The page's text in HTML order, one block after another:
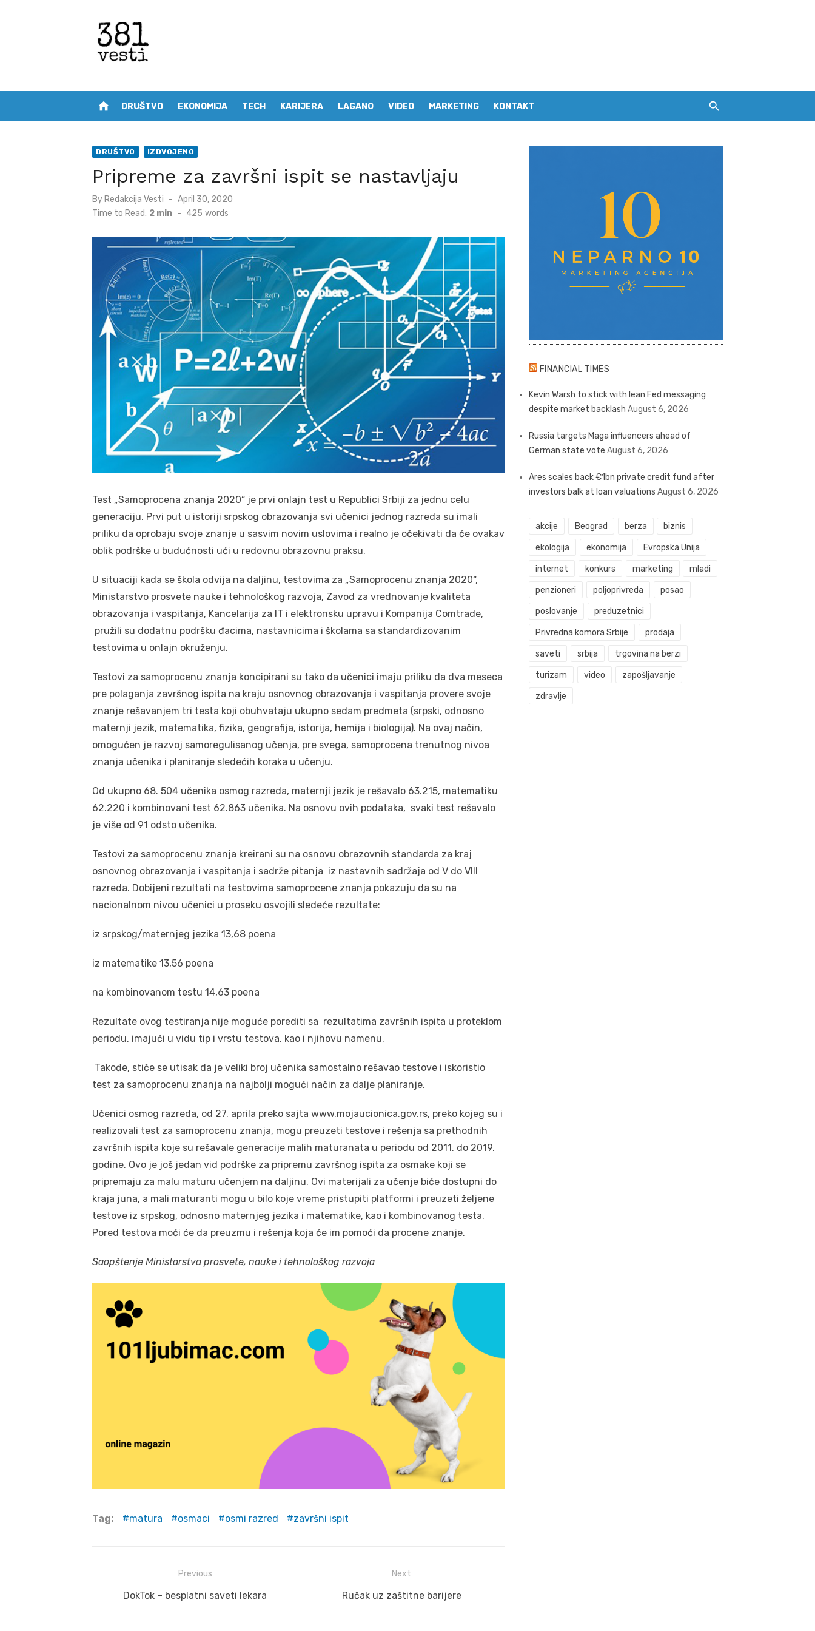
home DRUŠTVO EKONOMIJA TECH KARIJERA LAGANO VIDEO MARKETING KONTAKT
DRUŠTVO IZDVOJENO
Pripreme za završni ispit se nastavljaju
By Redakcija Vesti
Posted
April 30, 2020
Time to Read: 2 min - 425 words
Test „Samoprocena znanja 2020“ je prvi onlajn test u Republici Srbiji za jednu celu
generaciju. Prvi put u istoriji srpskog obrazovanja svi učenici jednog razreda su imali
priliku da oprobaju svoje znanje u sasvim novim uslovima i realno je očekivati da će ovakav
oblik podrške u budućnosti ući u redovnu obrazovnu praksu.
U situaciji kada se škola odvija na daljinu, testovima za „Samoprocenu znanja 2020“,
Ministarstvo prosvete nauke i tehnološkog razvoja, Zavod za vrednovanje kvaliteta
obrazovanja i vaspitanja, Kancelarija za IT i elektronsku upravu i Kompanija Comtrade,
pružili su dodatnu podršku đacima, nastavnicima i školama sa standardizovanim
testovima u onlajn okruženju.
Testovi za samoprocenu znanja koncipirani su tako da učenici imaju priliku da dva meseca
pre polaganja završnog ispita na kraju osnovnog obrazovanja i vaspitanja provere svoje
znanje rešavanjem tri testa koji obuhvataju ukupno sedam predmeta (srpski, odnosno
maternji jezik, matematika, fizika, geografija, istorija, hemija i biologija). Na ovaj način,
omogućen je razvoj samoregulisanog učenja, pre svega, samoprocena trenutnog nivoa
znanja učenika i planiranje sledećih koraka u učenju.
Od ukupno 68. 504 učenika osmog razreda, maternji jezik je rešavalo 63.215, matematiku
62.220 i kombinovani test 62.863 učenika. Na osnovu ovih podataka, svaki test rešavalo
je više od 91 odsto učenika.
Testovi za samoprocenu znanja kreirani su na osnovu obrazovnih standarda za kraj
osnovnog obrazovanja i vaspitanja i sadrže pitanja iz nastavnih sadržaja od V do VIII
razreda. Dobijeni rezultati na testovima samoprocene znanja pokazuju da su na
nacionalnom nivou učenici u proseku osvojili sledeće rezultate:
iz srpskog/maternjeg jezika 13,68 poena
iz matematike 13,56 poena
na kombinovanom testu 14,63 poena
Rezultate ovog testiranja nije moguće porediti sa rezultatima završnih ispita u proteklom
periodu, imajući u vidu tip i vrstu testova, kao i njihovu namenu.
Takođe, stiče se utisak da je veliki broj učenika samostalno rešavao testove i iskoristio
test za samoprocenu znanja na najbolji mogući način za dalje planiranje.
Učenici osmog razreda, od 27. aprila preko sajta www.mojaucionica.gov.rs, preko kojeg su i
realizovali test za samoprocenu znanja, mogu preuzeti testove i rešenja sa prethodnih
završnih ispita koje su rešavale generacije malih maturanata u periodu od 2011. do 2019.
godine. Ovo je još jedan vid podrške za pripremu završnog ispita za osmake koji se
pripremaju za malu maturu učenjem na daljinu. Ovi materijali za učenje biće dostupni do
kraja juna, a mali maturanti mogu u bilo koje vreme pristupiti platformi i preuzeti željene
testove iz srpskog, odnosno maternjeg jezika i matematike, kao i kombinovanog testa.
Pored testova moći će da preuzmu i rešenja koja će im pomoći da procene znanje.
Saopštenje Ministarstva prosvete, nauke i tehnološkog razvoja
Tag: matura osmaci osmi razred završni ispit
navigation
Previous
Previous
DokTok – besplatni saveti lekara
Next
Next
Ručak uz zaštitne barijere
FINANCIAL TIMES
Kevin Warsh to stick with lean Fed messaging
despite market backlash August 6, 2026
Russia targets Maga influencers ahead of
German state vote August 6, 2026
Ares scales back €1bn private credit fund after
investors balk at loan valuations August 6, 2026
akcije Beograd berza biznis
ekologija ekonomija Evropska Unija
internet konkurs marketing mladi
penzioneri poljoprivreda posao
poslovanje preduzetnici
Privredna komora Srbije prodaja
saveti srbija trgovina na berzi
turizam video zapošljavanje
zdravlje